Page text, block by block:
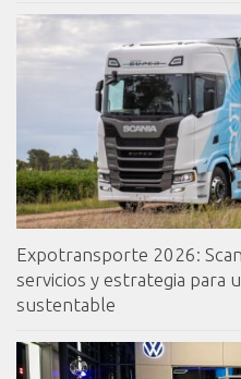
Expotransporte 2026:
servicios y estrategia para
sustentable